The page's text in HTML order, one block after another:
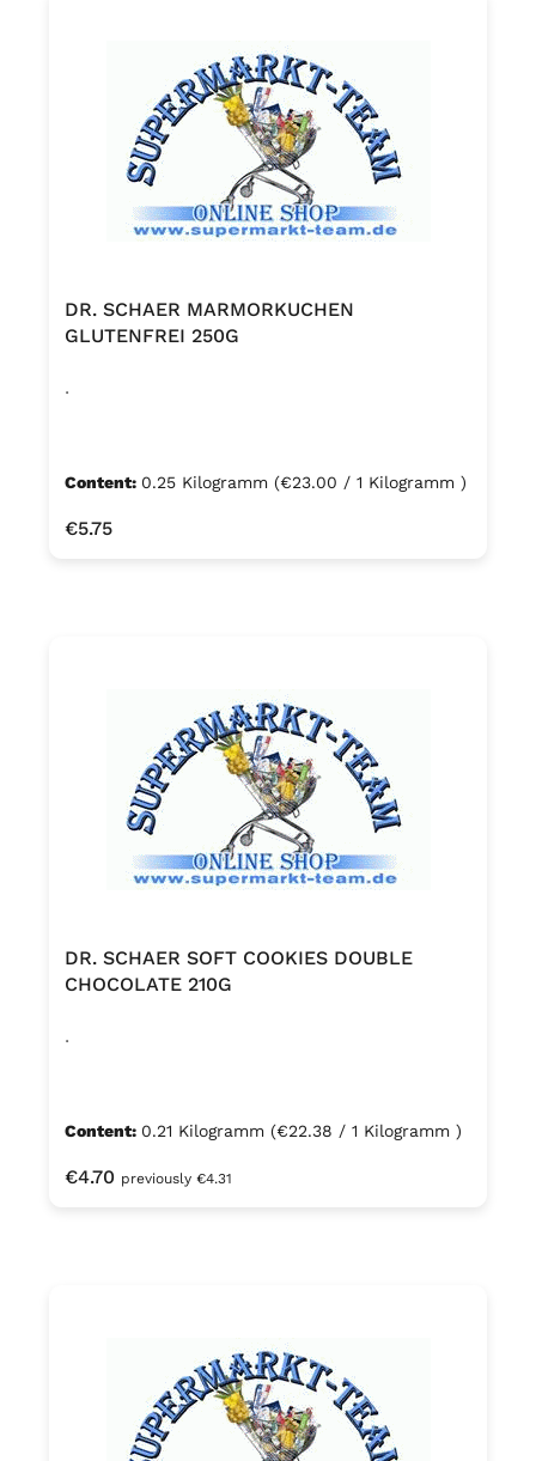
DR. SCHAER MARMORKUCHEN
GLUTENFREI 250G
.
Content: 0.25 Kilogramm (€23.00 / 1 Kilogramm )
Regular price:
€5.75
DR. SCHAER SOFT COOKIES DOUBLE
CHOCOLATE 210G
.
Content: 0.21 Kilogramm (€22.38 / 1 Kilogramm )
Regular price:
€4.70 previously €4.31